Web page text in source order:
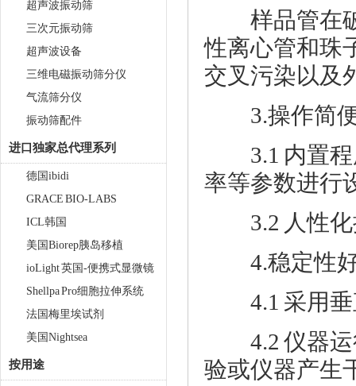
超声波振动筛
三次元振动筛
超声波设备
三维电磁振动筛分仪
气流筛分仪
振动筛配件
进口独家总代理系列
德国ibidi
GRACE BIO-LABS
ICL韩国
美国Biorep胰岛移植
ioLight 英国-便携式显微镜
Shellpa Pro细胞拉伸系统
法国梅里埃试剂
美国Nightsea
按用途
触屏款真空离心浓缩仪 JX-
样品管在破
性离心管和珠
交叉污染以及
3.操作简
3.1 内置程
率等参数进行
3.2 人性化
4.稳定性
4.1 采用垂
4.2 仪器运
验或仪器产生